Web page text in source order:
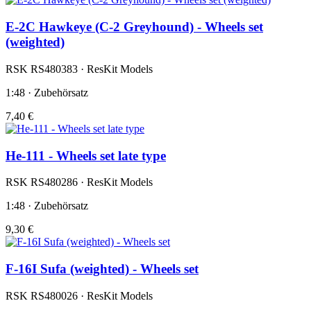
E-2C Hawkeye (C-2 Greyhound) - Wheels set
(weighted)
RSK RS480383 · ResKit Models
1:48 · Zubehörsatz
7,40 €
He-111 - Wheels set late type
RSK RS480286 · ResKit Models
1:48 · Zubehörsatz
9,30 €
F-16I Sufa (weighted) - Wheels set
RSK RS480026 · ResKit Models